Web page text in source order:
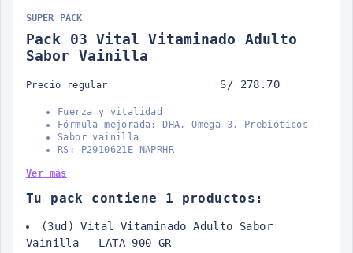
SUPER PACK
Pack 03 Vital Vitaminado Adulto
Sabor Vainilla
Precio regular S/ 278.70
Fuerza y vitalidad
Fórmula mejorada: DHA, Omega 3, Prebióticos
Sabor vainilla
RS: P2910621E NAPRHR
Ver más
Tu pack contiene 1 productos:
(3ud) Vital Vitaminado Adulto Sabor
Vainilla - LATA 900 GR